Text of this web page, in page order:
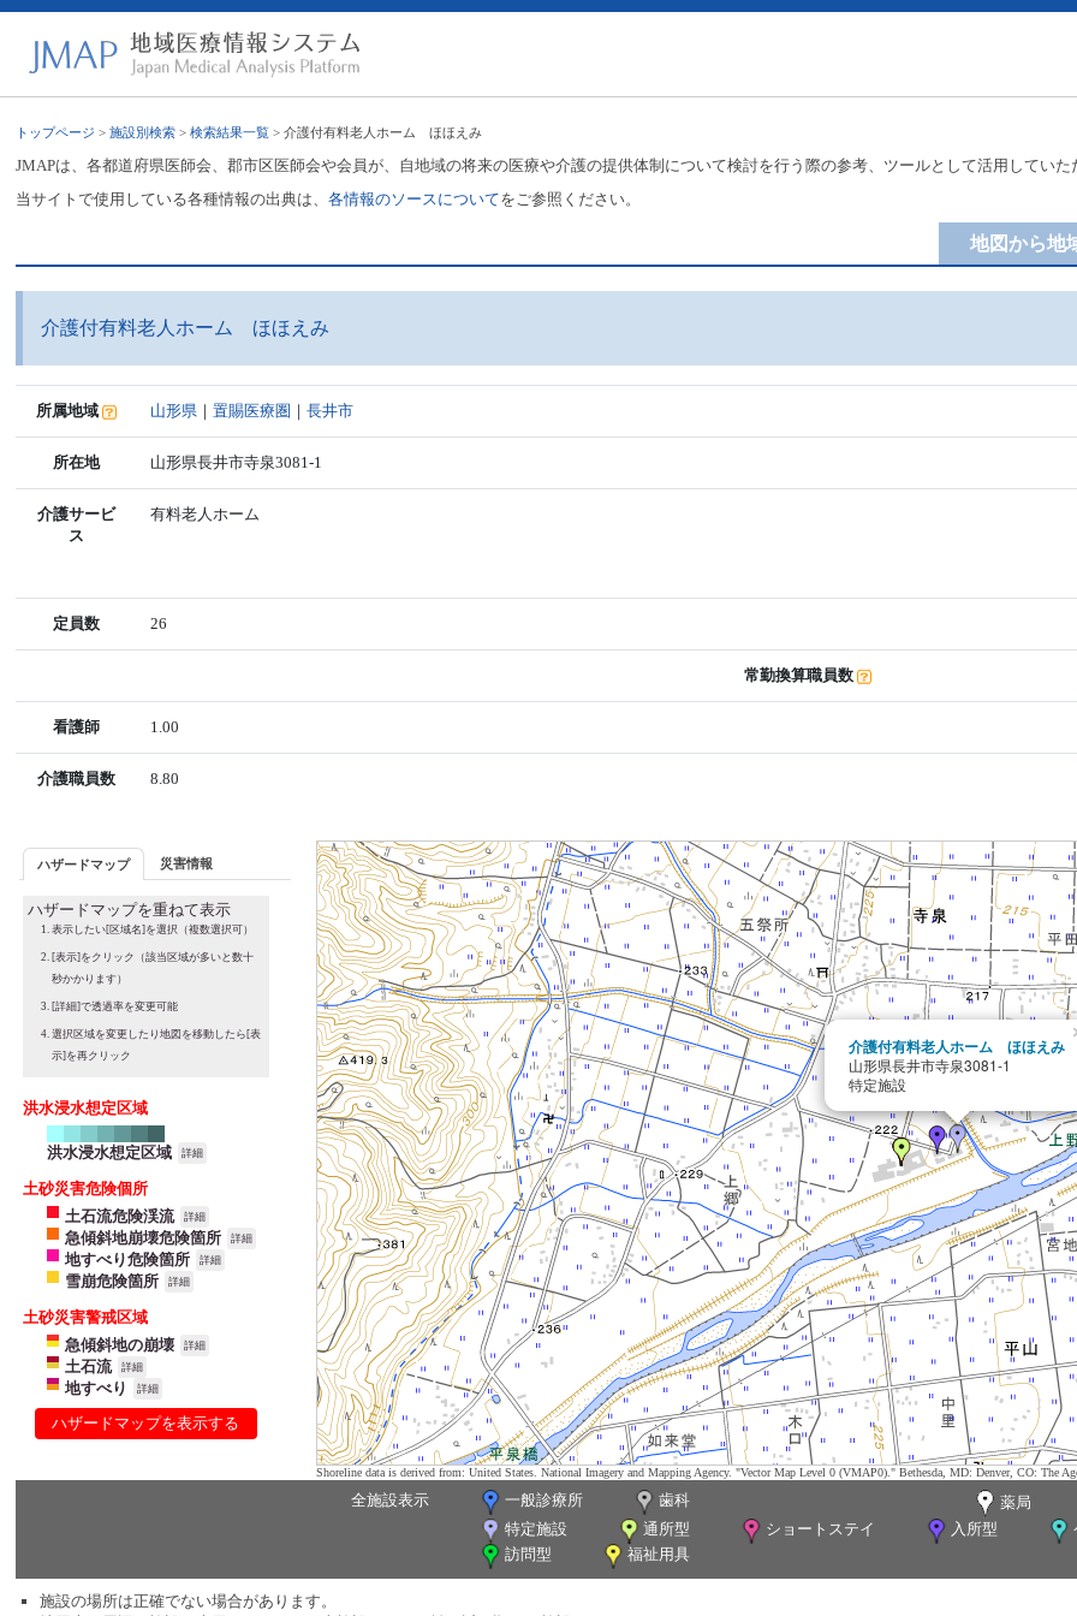
トップページ >施設別検索 >検索結果一覧 > 介護付有料老人ホーム ほほえみ
JMAPは、各都道府県医師会、郡市区医師会や会員が、自地域の将来の医療や介護の提供体制について検討を行う際の参考、ツールとして活用してい
当サイトで使用している各種情報の出典は、各情報のソースについてをご参照ください。
地図から地
介護付有料老人ホーム ほほえみ
所属地域 山形県 ｜置賜医療圏 ｜長井市
所在地 山形県長井市寺泉3081-1
介護サービ
ス
有料老人ホーム
定員数 26
常勤換算職員数
看護師 1.00
介護職員数 8.80
ハザードマップ 災害情報
ハザードマップを重ねて表示
表示したい[区域名]を選択（複数選択可）
[表示]をクリック（該当区域が多いと数十
秒かかります）
[詳細]で透過率を変更可能
選択区域を変更したり地図を移動したら[表
示]を再クリック
洪水浸水想定区域
洪水浸水想定区域 詳細
土砂災害危険個所
土石流危険渓流
詳細
急傾斜地崩壊危険箇所 詳細
地すべり危険箇所 詳細
雪崩危険箇所 詳細
土砂災害警戒区域
急傾斜地の崩壊
詳細
土石流 詳細
地すべり 詳細
ハザードマップを表示する
介護付有料老人ホーム ほほえみ
山形県長井市寺泉3081-1
特定施設
Shoreline data is derived from: United States. National Imagery and Mapping Agency. "Vector Map Level 0 (VMAP0)." Bethesda, MD: Denver, CO: The
全施設表示 一般診療所 歯科
薬局
特定施設
通所型 ショートステイ 入所型
訪問型
福祉用具
施設の場所は正確でない場合があります。